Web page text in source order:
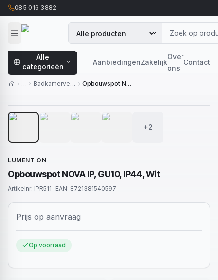
085 016 3882
Alle
categorieën
AanbiedingenZakelijk
Over
ons
Contact
… Badkamerverlichting
Opbouwspot NOVA IP, GU10, IP44, Wit
+2
LUMENTION
Opbouwspot NOVA IP, GU10, IP44, Wit
Artikelnr: IPR511 EAN: 8721381540597
Prijs op aanvraag
Op voorraad